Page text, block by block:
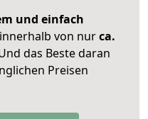
und einfach
von nurca.
das Beste daran
Preisen